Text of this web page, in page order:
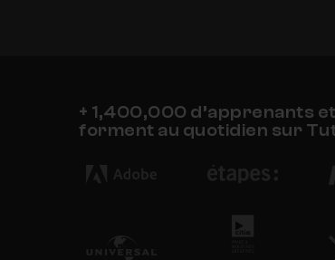
+ 1,400,000 d’apprenants
forment au quotidien sur